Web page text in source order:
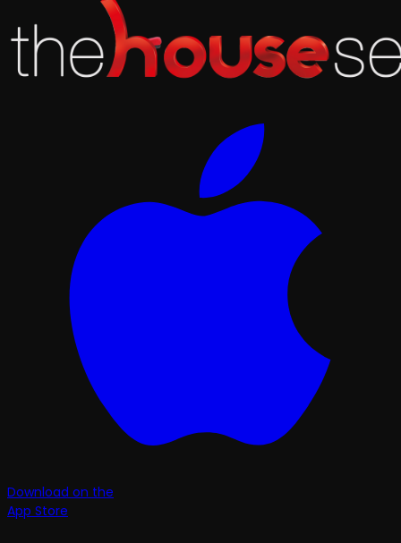
Download on the
App Store